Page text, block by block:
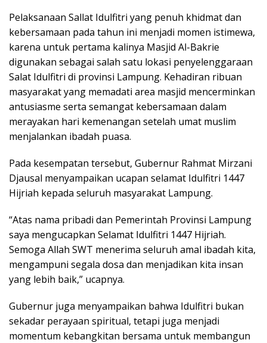
Pelaksanaan Sallat Idulfitri yang penuh khidmat dan
kebersamaan pada tahun ini menjadi momen istimewa,
karena untuk pertama kalinya Masjid Al-Bakrie
digunakan sebagai salah satu lokasi penyelenggaraan
Salat Idulfitri di provinsi Lampung. Kehadiran ribuan
masyarakat yang memadati area masjid mencerminkan
antusiasme serta semangat kebersamaan dalam
merayakan hari kemenangan setelah umat muslim
menjalankan ibadah puasa.
Pada kesempatan tersebut, Gubernur Rahmat Mirzani
Djausal menyampaikan ucapan selamat Idulfitri 1447
Hijriah kepada seluruh masyarakat Lampung.
“Atas nama pribadi dan Pemerintah Provinsi Lampung
saya mengucapkan Selamat Idulfitri 1447 Hijriah.
Semoga Allah SWT menerima seluruh amal ibadah kita,
mengampuni segala dosa dan menjadikan kita insan
yang lebih baik,” ucapnya.
Gubernur juga menyampaikan bahwa Idulfitri bukan
sekadar perayaan spiritual, tetapi juga menjadi
momentum kebangkitan bersama untuk membangun